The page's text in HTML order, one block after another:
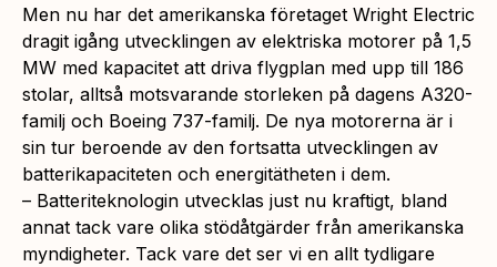
Men nu har det amerikanska företaget Wright Electric
dragit igång utvecklingen av elektriska motorer på 1,5
MW med kapacitet att driva flygplan med upp till 186
stolar, alltså motsvarande storleken på dagens A320-
familj och Boeing 737-familj. De nya motorerna är i
sin tur beroende av den fortsatta utvecklingen av
batterikapaciteten och energitätheten i dem.
– Batteriteknologin utvecklas just nu kraftigt, bland
annat tack vare olika stödåtgärder från amerikanska
myndigheter. Tack vare det ser vi en allt tydligare